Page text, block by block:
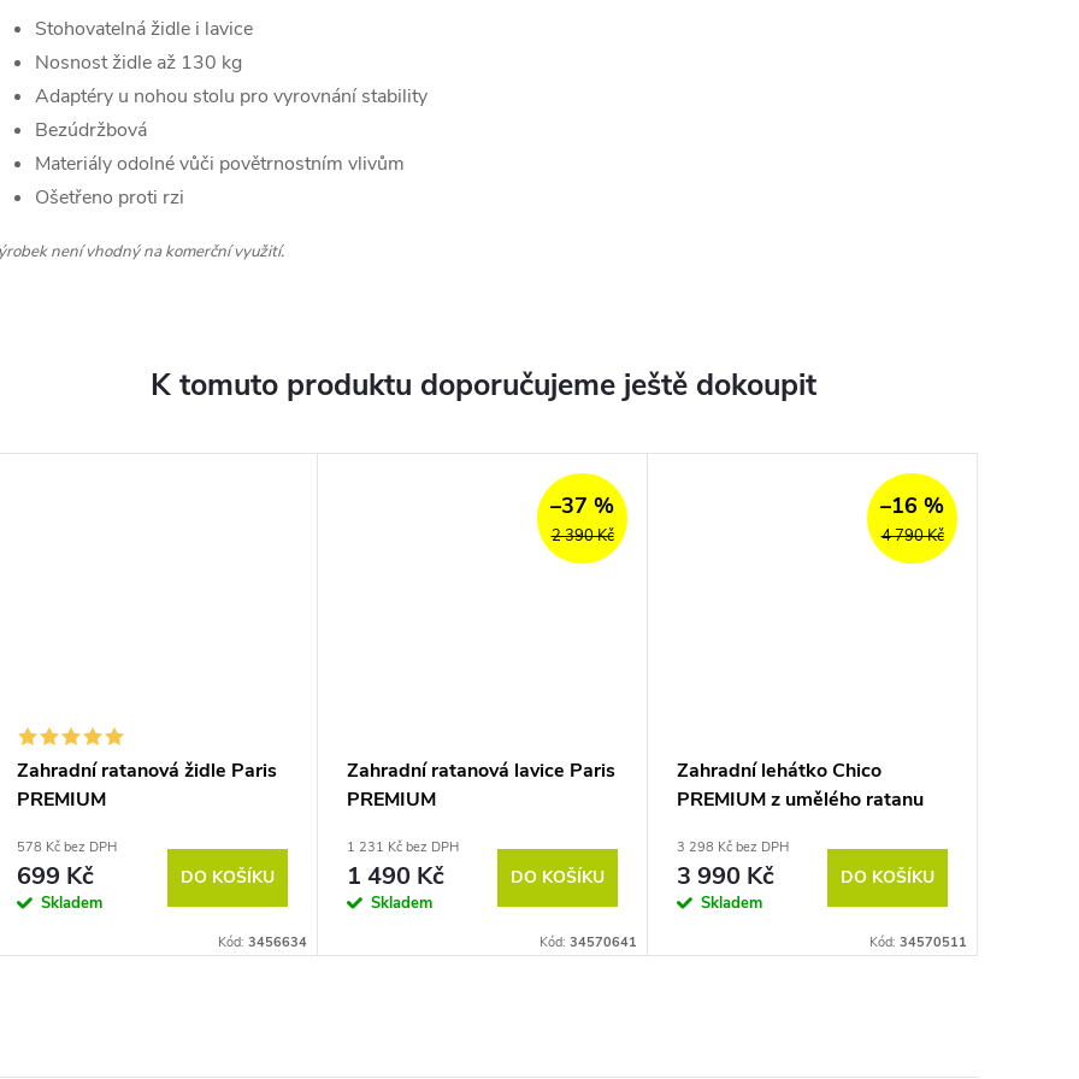
Stohovatelná židle i lavice
Nosnost židle až 130 kg
Adaptéry u nohou stolu pro vyrovnání stability
Bezúdržbová
Materiály odolné vůči povětrnostním vlivům
Ošetřeno proti rzi
není vhodný na komerční využití.
K tomuto produktu doporučujeme ještě dokoupit
Zahradní ratanová židle Paris
PREMIUM
578 Kč bez DPH
699 Kč
Skladem
DO KOŠÍKU
Kód: 3456634
2 390 Kč
–37 %
Zahradní ratanová lavice Paris
PREMIUM
1 231 Kč bez DPH
1 490 Kč
Skladem
DO KOŠÍKU
Kód: 34570641
4 790 Kč
–16 %
Zahradní lehátko Chico
PREMIUM z umělého ratanu
3 298 Kč bez DPH
3 990 Kč
Skladem
DO KOŠÍKU
Kód: 34570511